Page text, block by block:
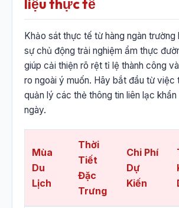
liệu thực tế
Khảo sát thực tế từ hàng ngàn trường
sự chủ động trải nghiệm ẩm thực
giúp cải thiện rõ rệt tỉ lệ thành công
ro ngoài ý muốn. Hãy bắt đầu từ việc
quản lý các thẻ thông tin liên lạc khẩn
ngày.
Mùa
Du
Lịch
Thời
Tiết
Đặc
Trưng
Chi Phí
Dự
Kiến